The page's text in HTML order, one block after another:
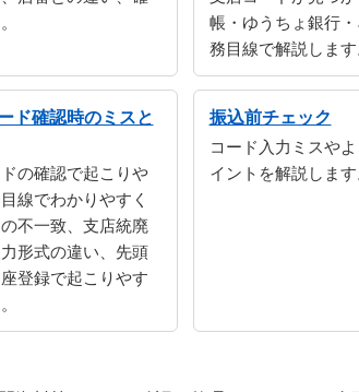
帳・ゆうちょ銀行
務目線で解説します
ド確認時のミスと
の確認で起こりや
線でわかりやすく
不一致、支店統廃
形式の違い、先頭
登録で起こりやす
振込前チェック
コード入力ミスや
イントを解説します